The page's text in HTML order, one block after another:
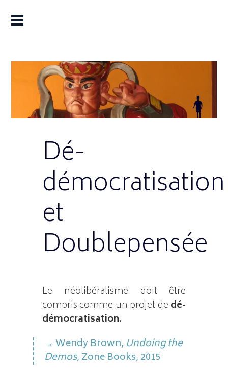
Dé-
démocratisation
et
Doublepensée
Le néolibéralisme doit être
compris comme un projet dedé-
démocratisation.
Wendy Brown, Undoing the
Demos, Zone Books, 2015